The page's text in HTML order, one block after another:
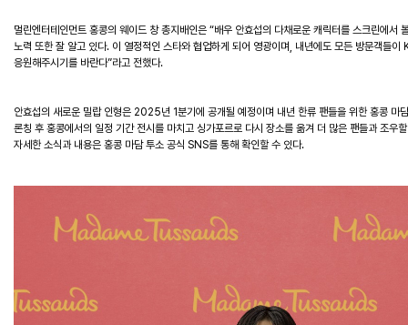
멀린엔터테인먼트 홍콩의 웨이드 창 총지배인은 “배우 안효섭의 다채로운 캐릭터를 스크린에서
노력 또한 잘 알고 있다. 이 열정적인 스타와 협업하게 되어 영광이며, 내년에도 모든 방문객들이
응원해주시기를 바란다”라고 전했다.
안효섭의 새로운 밀랍 인형은 2025년 1분기에 공개될 예정이며 내년 한류 팬들을 위한 홍콩 마담
론칭 후 홍콩에서의 일정 기간 전시를 마치고 싱가포르로 다시 장소를 옮겨 더 많은 팬들과 조우할
자세한 소식과 내용은 홍콩 마담 투소 공식 SNS를 통해 확인할 수 있다.